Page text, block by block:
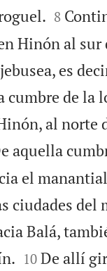


8
Hinón al sur
es
cumbre de la
al norte
aquella
el
ciudades del
Balá,


10 De allí